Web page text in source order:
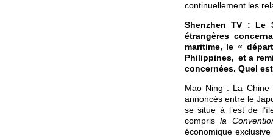
continuellement les
Shenzhen TV : Le
étrangères
maritime, le «
Philippines, et a
concernées. Quel
Mao Ning : La Chine
annoncés entre le
se situe à l’est de
compris la
économique